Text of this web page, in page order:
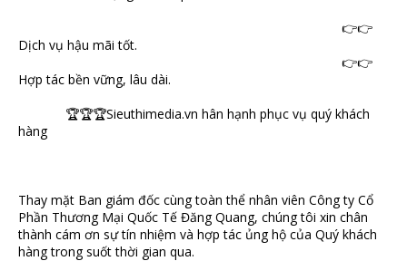
👉👉
Dịch vụ hậu mãi tốt.
👉👉
Hợp tác bền vững, lâu dài.
🏆🏆🏆Sieuthimedia.vn hân hạnh phục vụ quý khách
hàng
Thay mặt Ban giám đốc cùng toàn thể nhân viên Công ty Cổ
Phần Thương Mại Quốc Tế Đăng Quang, chúng tôi xin chân
thành cám ơn sự tín nhiệm và hợp tác ủng hộ của Quý khách
hàng trong suốt thời gian qua.